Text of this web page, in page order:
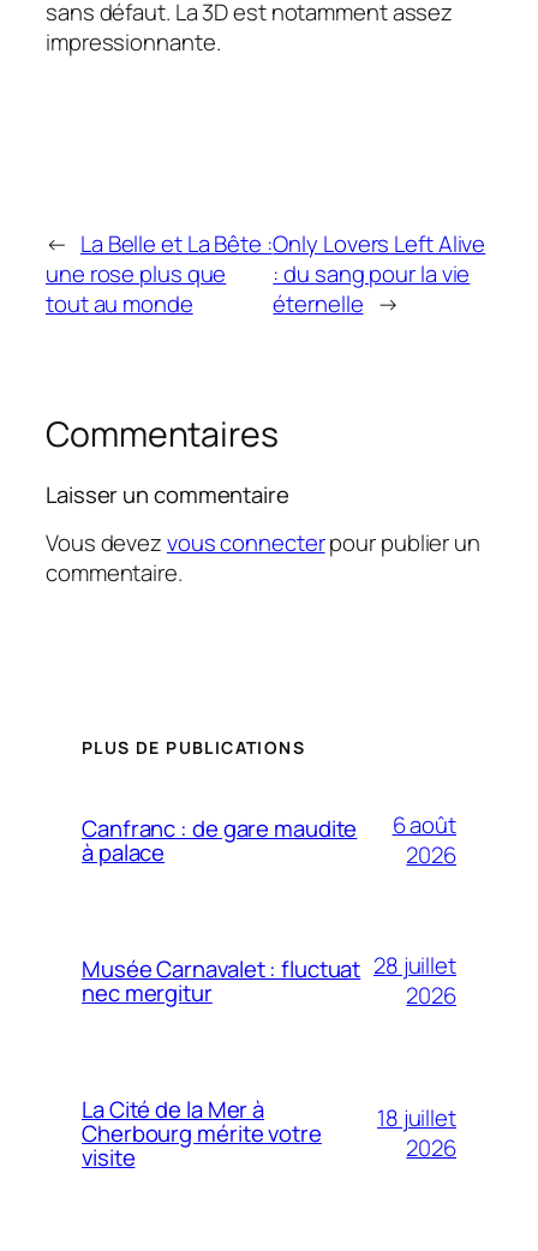
sans défaut. La 3D est notamment assez
impressionnante.
← La Belle et La Bête :
une rose plus que
tout au monde
Only Lovers Left Alive
: du sang pour la vie
éternelle →
Commentaires
Laisser un commentaire
Vous devezvous connecterpour publier un
commentaire.
PLUS DE PUBLICATIONS
Canfranc : de gare maudite
à palace
6 août
2026
Musée Carnavalet : fluctuat
nec mergitur
28 juillet
2026
La Cité de la Mer à
Cherbourg mérite votre
visite
18 juillet
2026